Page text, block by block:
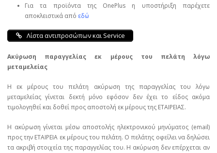
Για τα προϊόντα της OnePlus η υποστήριξη παρέχετε
αποκλειστικά από εδώ
Λίστα αντιπροσώπων και Service
Ακύρωση παραγγελίας εκ μέρους του πελάτη λόγω
μεταμελείας
Η εκ μέρους του πελάτη ακύρωση της παραγγελίας του λόγω
μεταμελείας γίνεται δεκτή μόνο εφόσον δεν έχει το είδος ακόμα
τιμολογηθεί και δοθεί προς αποστολή εκ μέρους της ΕΤΑΙΡΕΙΑΣ.
Η ακύρωση γίνεται μέσω αποστολής ηλεκτρονικού μηνύματος (email)
προς την ΕΤΑΙΡΕΙΑ εκ μέρους του πελάτη. Ο πελάτης οφείλει να δηλώσει
τα ακριβή στοιχεία της παραγγελίας του. Η ακύρωση δεν επέρχεται αν